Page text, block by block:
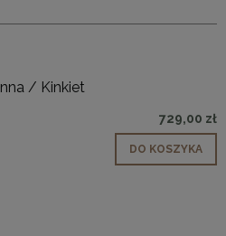
/ Kinkiet
729,00 zł
DO KOSZYKA